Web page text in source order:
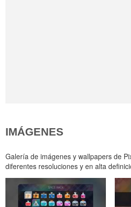
IMÁGENES
Galería de imágenes y wallpapers de
diferentes resoluciones y en alta